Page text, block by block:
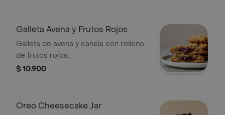
Galleta Avena y Frutos Rojos
Galleta de avena y canela con relleno
de frutos rojos.
$ 10.900
Oreo Cheesecake Jar